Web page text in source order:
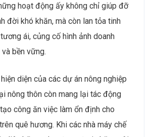
hoạt động ấy không chỉ giúp đỡ
đời khó khăn, mà còn lan tỏa tinh
ái, củng cố hình ảnh doanh
bền vững.
diện của các dự án nông nghiệp
nông thôn còn mang lại tác động
công ăn việc làm ổn định cho
quê hương. Khi các nhà máy chế